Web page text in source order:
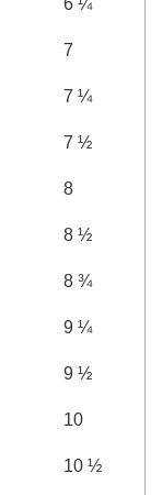
6 ¼
7
7 ¼
7 ½
8
8 ½
8 ¾
9 ¼
9 ½
10
10 ½